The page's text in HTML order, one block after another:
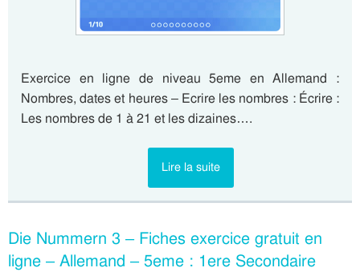
Exercice en ligne de niveau 5eme en Allemand :
Nombres, dates et heures – Ecrire les nombres : Écrire :
Les nombres de 1 à 21 et les dizaines….
Lire la suite
Die Nummern 3 – Fiches exercice gratuit en
ligne – Allemand – 5eme : 1ere Secondaire